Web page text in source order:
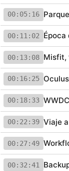
00:05:16
00:11:02 Época
00:13:08 Misfit,
00:16:25
00:18:33
00:22:39 Viaje
00:27:49
00:32:41